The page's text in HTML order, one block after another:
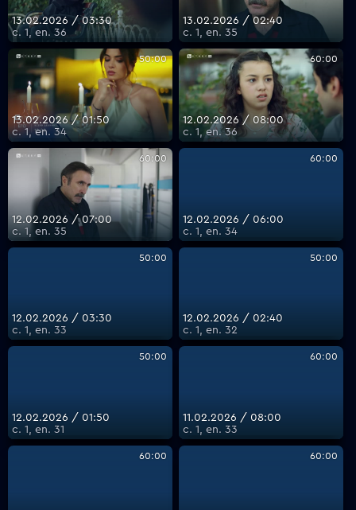
13.02.2026 / 03:30
с. 1, еп. 36
13.02.2026 / 02:40
с. 1, еп. 35
50:00
13.02.2026 / 01:50
с. 1, еп. 34
60:00
12.02.2026 / 08:00
с. 1, еп. 36
60:00
12.02.2026 / 07:00
с. 1, еп. 35
60:00
12.02.2026 / 06:00
с. 1, еп. 34
50:00
12.02.2026 / 03:30
с. 1, еп. 33
50:00
12.02.2026 / 02:40
с. 1, еп. 32
50:00
12.02.2026 / 01:50
с. 1, еп. 31
60:00
11.02.2026 / 08:00
с. 1, еп. 33
60:00 60:00